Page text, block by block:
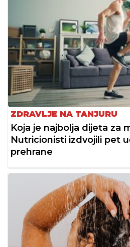
ZDRAVLJE NA TANJURU
Koja je najbolja dijeta za
Nutricionisti izdvojili pet
prehrane